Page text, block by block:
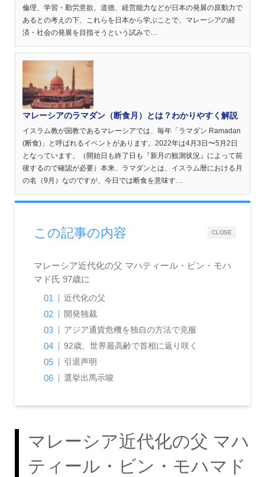
倫理、学習・勤労意欲、道徳、経営能力などが日本の発展の原動力で
あるとの考えの下、これらを日本から学ぶことで、マレーシアの経
済・社会の発展を目指そうという試みで…
マレーシアのラマダン（断食月）とは？わかりやすく解説
イスラム教が国教であるマレーシアでは、毎年「ラマダン Ramadan
(断食)」と呼ばれるイベントがあります。2022年は4月3日〜5月2日
となっています。（開始日も終了日も『新月の観測状況』によって前
後するので確認が必要）本来、ラマダンとは、イスラム暦における月
の名（9月）なのですが、今日では断食を意味す…
CLOSE
この記事の内容
マレーシア近代化の父 マハティール・ビン・モハ
マド氏 97歳に
近代化の父
開発独裁
アジア通貨危機を独自の方法で克服
92歳、世界最高齢で首相に返り咲く
引退声明
選挙出馬示唆
マレーシア近代化の父 マハ
ティール・ビン・モハマド